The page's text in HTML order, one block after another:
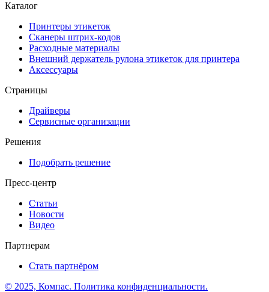
Каталог
Принтеры этикеток
Сканеры штрих-кодов
Расходные материалы
Внешний держатель рулона этикеток для принтера
Аксессуары
Страницы
Драйверы
Сервисные организации
Решения
Подобрать решение
Пресс-центр
Статьи
Новости
Видео
Партнерам
Стать партнёром
© 2025, Компас. Политика конфиденциальности.